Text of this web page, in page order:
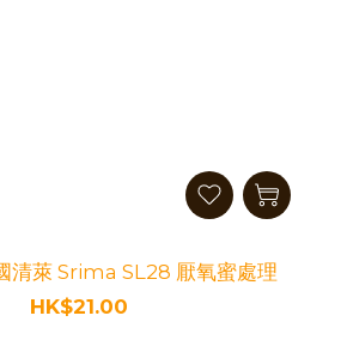
清萊 Srima SL28 厭氧蜜處理
HK$21.00